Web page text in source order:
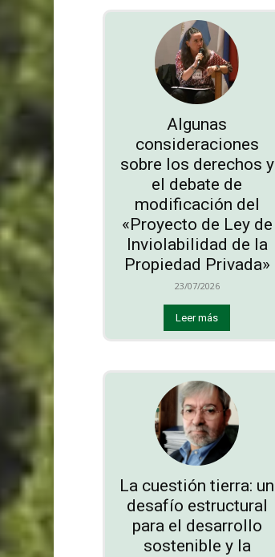
Algunas
consideraciones
sobre los derechos y
el debate de
modificación del
«Proyecto de Ley de
Inviolabilidad de la
Propiedad Privada»
23/07/2026
Leer más
La cuestión tierra: un
desafío estructural
para el desarrollo
sostenible y la